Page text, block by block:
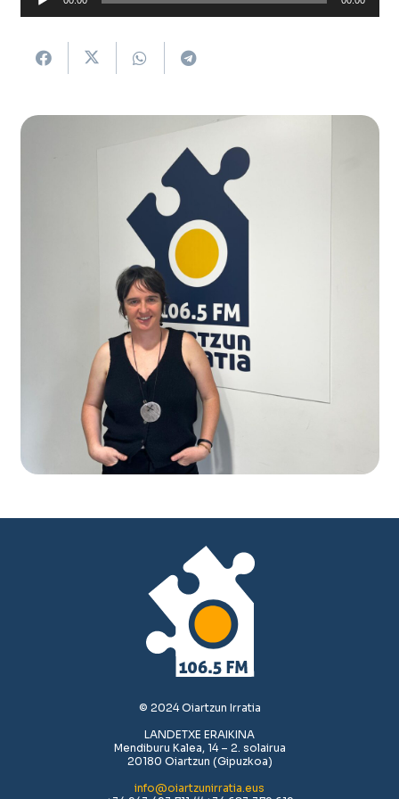
erreproduzigailua
© 2024 Oiartzun Irratia
LANDETXE ERAIKINA
Mendiburu Kalea, 14 – 2. solairua
20180 Oiartzun (Gipuzkoa)
info@oiartzunirratia.eus